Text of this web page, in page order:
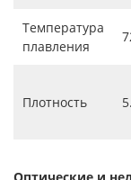
Температура
плавления
Плотность